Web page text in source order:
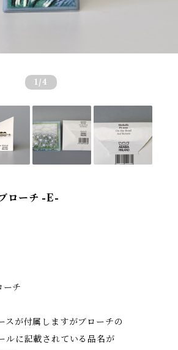
1 /4
ローチ -E-
チ
スが付属しますがブローチの
ルに記載されている品名が